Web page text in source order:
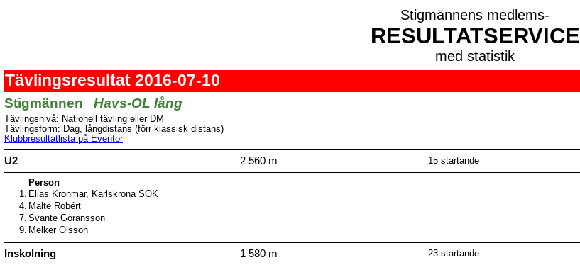
Stigmännens medlems-
RESULTATSERVICE
med statistik
Tävlingsresultat 2016-07-10
Stigmännen Havs-OL lång
Tävlingsnivå: Nationell tävling eller DM
Tävlingsform: Dag, långdistans (förr klassisk distans)
Klubbresultatlista på Eventor
U2 2 560 m 15 startande
Person
1. Elias Kronmar, Karlskrona SOK
4. Malte Robért
7. Svante Göransson
9. Melker Olsson
Inskolning 1 580 m 23 startande